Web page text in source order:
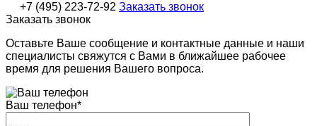
+7 (495) 223-72-92 Заказать звонок
Заказать звонок
Оставьте Ваше сообщение и контактные данные и наши
специалисты свяжутся с Вами в ближайшее рабочее
время для решения Вашего вопроса.
Ваш телефон*